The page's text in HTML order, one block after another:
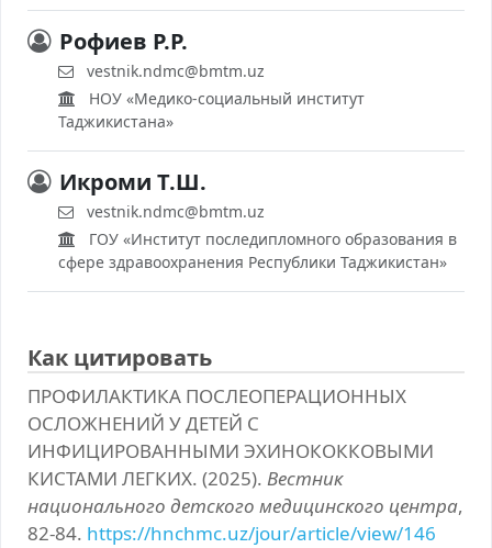
Рофиев Р.Р.
vestnik.ndmc@bmtm.uz
НОУ «Медико-социальный институт
Таджикистана»
Икроми Т.Ш.
vestnik.ndmc@bmtm.uz
ГОУ «Институт последипломного образования в
сфере здравоохранения Республики Таджикистан»
Как цитировать
ПРОФИЛАКТИКА ПОСЛЕОПЕРАЦИОННЫХ
ОСЛОЖНЕНИЙ У ДЕТЕЙ С
ИНФИЦИРОВАННЫМИ ЭХИНОКОККОВЫМИ
КИСТАМИ ЛЕГКИХ. (2025). Вестник
национального детского медицинского центра,
82-84. https://hnchmc.uz/jour/article/view/146